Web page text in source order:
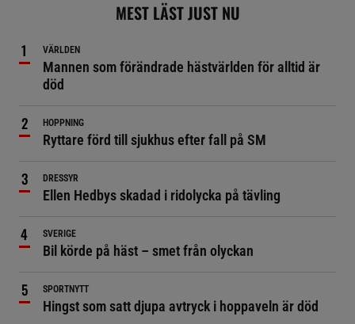
MEST LÄST JUST NU
VÄRLDEN
Mannen som förändrade hästvärlden för alltid är
död
HOPPNING
Ryttare förd till sjukhus efter fall på SM
DRESSYR
Ellen Hedbys skadad i ridolycka på tävling
SVERIGE
Bil körde på häst – smet från olyckan
SPORTNYTT
Hingst som satt djupa avtryck i hoppaveln är död